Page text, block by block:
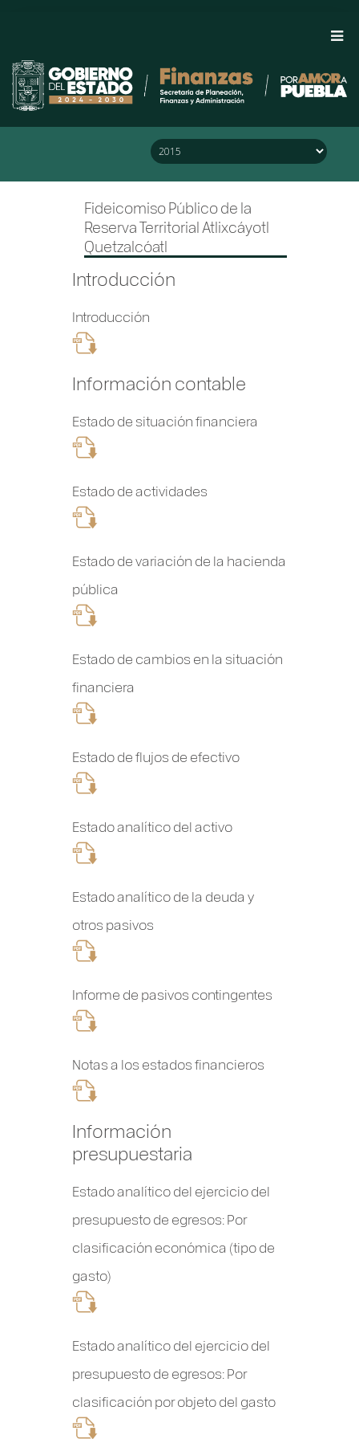
Fideicomiso Público de la
Reserva Territorial Atlixcáyotl
Quetzalcóatl
Introducción
Introducción
Información contable
Estado de situación financiera
Estado de actividades
Estado de variación de la hacienda
pública
Estado de cambios en la situación
financiera
Estado de flujos de efectivo
Estado analítico del activo
Estado analítico de la deuda y
otros pasivos
Informe de pasivos contingentes
Notas a los estados financieros
Información
presupuestaria
Estado analítico del ejercicio del
presupuesto de egresos: Por
clasificación económica (tipo de
gasto)
Estado analítico del ejercicio del
presupuesto de egresos: Por
clasificación por objeto del gasto